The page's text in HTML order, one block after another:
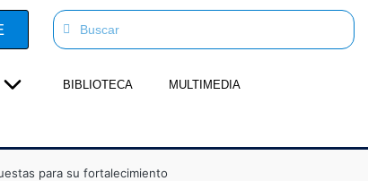
BIBLIOTECA MULTIMEDIA
para su fortalecimiento